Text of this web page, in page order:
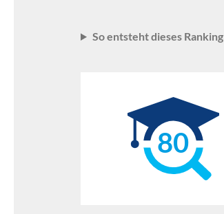
So entsteht dieses Ranking
80